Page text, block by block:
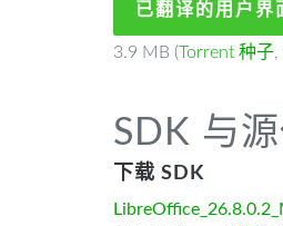
已翻译的用户界
3.9 MB (Torrent 种子,
SDK 与
下载 SDK